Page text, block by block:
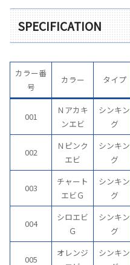
SPECIFICATION
カラー番
号
カラー タイプ
001
Ｎアカキ
ンエビ
シンキン
グ
002
Ｎピンク
エビ
シンキン
グ
003
チャート
エビＧ
シンキン
グ
004
シロエビ
Ｇ
シンキン
グ
005
オレンジ
シンキン